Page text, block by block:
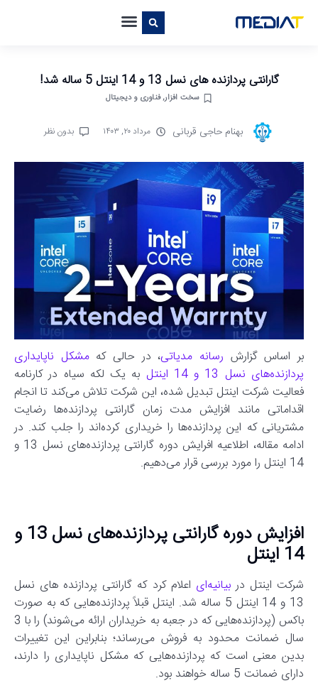
گارانتی پردازنده های نسل 13 و 14 اینتل 5 ساله شد!
سخت افزار,فناوری و دیجیتال
بهنام حاجی قربانی مرداد ۲۰, ۱۴۰۳ بدون نظر
بر اساس گزارش رسانه مدیاتی، در حالی کهمشکل ناپایداری
پردازنده‌های نسل 13 و 14 اینتل
به یک لکه سیاه در کارنامه
فعالیت شرکت اینتل تبدیل شده، این شرکت تلاش می‌کند تا انجام
اقداماتی مانند افزایش مدت زمان گارانتی پردازنده‌ها رضایت
مشتریانی که این پردازنده‌ها را خریداری کرده‌اند را جلب کند. در
ادامه مقاله، اطلاعیه افرایش دوره گارانتی پردازنده‌های نسل 13 و
14 اینتل را مورد بررسی قرار می‌دهیم.
افزایش دوره گارانتی پردازنده‌های نسل 13 و
14 اینتل
شرکت اینتل دربیانیه‌ای اعلام کرد که گارانتی پردازنده های نسل
13 و 14 اینتل 5 ساله شد. اینتل قبلاً پردازنده‌هایی که به صورت
باکس (پردازنده‌هایی که در جعبه به خریداران ارائه می‌شوند) را با 3
سال ضمانت محدود به فروش می‌رساند؛ بنابراین این تغییرات
بدین معنی است که پردازنده‌هایی که مشکل ناپایداری را دارند،
دارای ضمانت 5 ساله خواهند بود.